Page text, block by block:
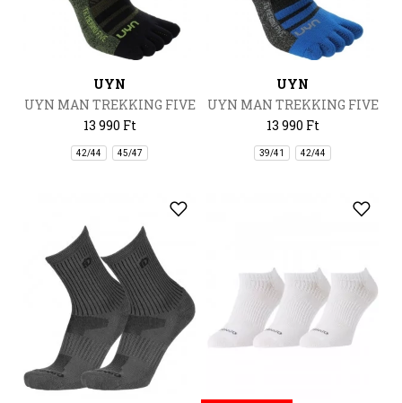
UYN
UYN MAN TREKKING FIVE
SOCKS
13 990 Ft
42/44 45/47
UYN
UYN MAN TREKKING FIVE
SOCKS
13 990 Ft
39/41 42/44